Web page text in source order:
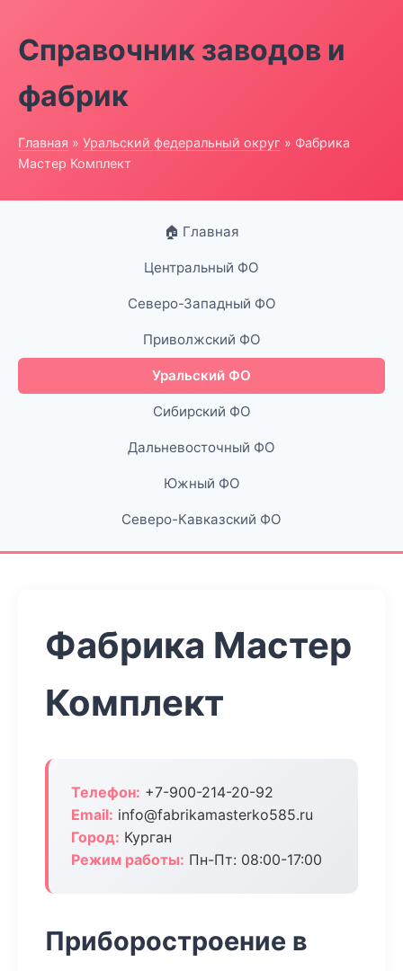
Справочник заводов и
фабрик
Главная » Уральский федеральный округ » Фабрика
Мастер Комплект
🏠 Главная
Центральный ФО
Северо-Западный ФО
Приволжский ФО
Уральский ФО
Сибирский ФО
Дальневосточный ФО
Южный ФО
Северо-Кавказский ФО
Фабрика Мастер
Комплект
Телефон: +7-900-214-20-92
Email: info@fabrikamasterko585.ru
Город: Курган
Режим работы: Пн-Пт: 08:00-17:00
Приборостроение в